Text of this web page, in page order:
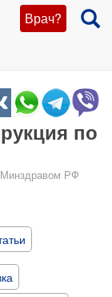
Врач?
по
Минздравом РФ